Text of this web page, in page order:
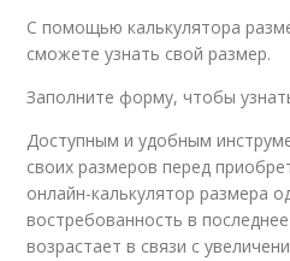
С помощью калькулятора
сможете узнать свой размер.
Заполните форму, чтобы
Доступным и удобным
своих размеров перед
онлайн-калькулятор размера
востребованность в
возрастает в связи с